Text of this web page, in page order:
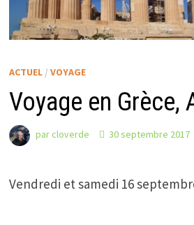
ACTUEL /VOYAGE
Voyage en Grèce,
parcloverde 30 septembre 2017
Vendredi et samedi 16